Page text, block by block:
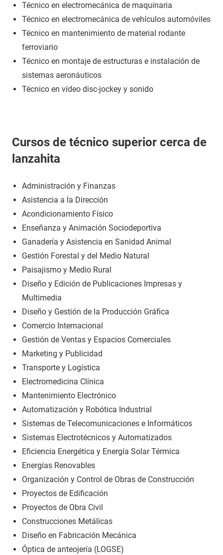
Técnico en electromecánica de maquinaria
Técnico en electromecánica de vehículos automóviles
Técnico en mantenimiento de material rodante
ferroviario
Técnico en montaje de estructuras e instalación de
sistemas aeronáuticos
Técnico en vídeo disc-jockey y sonido
Cursos de técnico superior cerca de
lanzahita
Administración y Finanzas
Asistencia a la Dirección
Acondicionamiento Físico
Enseñanza y Animación Sociodeportiva
Ganadería y Asistencia en Sanidad Animal
Gestión Forestal y del Medio Natural
Paisajismo y Medio Rural
Diseño y Edición de Publicaciones Impresas y
Multimedia
Diseño y Gestión de la Producción Gráfica
Comercio Internacional
Gestión de Ventas y Espacios Comerciales
Marketing y Publicidad
Transporte y Logística
Electromedicina Clínica
Mantenimiento Electrónico
Automatización y Robótica Industrial
Sistemas de Telecomunicaciones e Informáticos
Sistemas Electrotécnicos y Automatizados
Eficiencia Energética y Energía Solar Térmica
Energías Renovables
Organización y Control de Obras de Construcción
Proyectos de Edificación
Proyectos de Obra Civil
Construcciones Metálicas
Diseño en Fabricación Mecánica
Óptica de anteojería (LOGSE)